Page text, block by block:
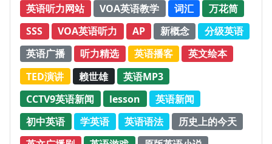
英语听力网站
VOA英语教学 词汇
万花筒
SSS
VOA英语听力 AP 新概念
分级英语
英语广播
听力精选 英语播客
英文绘本
TED演讲
赖世雄
英语MP3
CCTV9英语新闻
lesson
英语新闻
初中英语
学英语 英语语法
历史上的今天